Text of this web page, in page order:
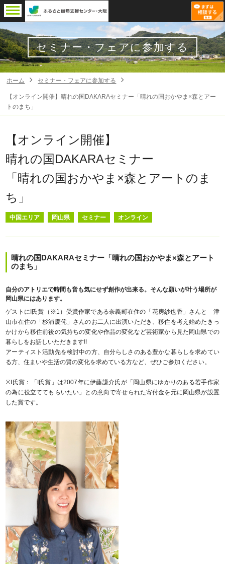
セミナー・フェアに参加する
ホーム セミナー・フェアに参加する
【オンライン開催】晴れの国DAKARAセミナー「晴れの国おかやま×森とアー
トのまち」
【オンライン開催】
晴れの国DAKARAセミナー
「晴れの国おかやま×森とアートのま
ち」
中国エリア 岡山県 セミナー オンライン
晴れの国DAKARAセミナー 「晴れの国おかやま×森とアート
のまち」
自分のアトリエで時間も音も気にせず創作が出来る。そんな願いが叶う場所が
岡山県にはあります。
ゲストにI氏賞（※1）受賞作家である奈義町在住の「花房紗也香」さんと 津
山市在住の「杉浦慶侘」さんのお二人に出演いただき、移住を考え始めたきっ
かけから移住前後の気持ちの変化や作品の変化など芸術家から見た岡山県での
暮らしをお話しいただきます!!
アーティスト活動先を検討中の方、自分らしさのある豊かな暮らしを求めてい
る方、住まいや生活の質の変化を求めている方など、ぜひご参加ください。
※I氏賞：「I氏賞」は2007年に伊藤謙介氏が「岡山県にゆかりのある若手作家
の為に役立ててもらいたい」との意向で寄せられた寄付金を元に岡山県が設置
した賞です。